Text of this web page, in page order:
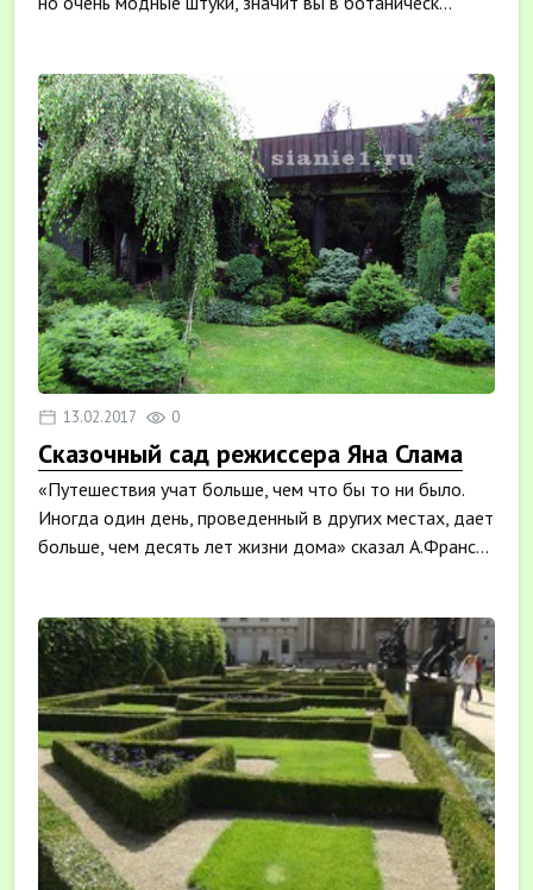
13.02.2017 0
Сказочный сад режиссера Яна Слама
«Путешествия учат больше, чем что бы то ни было.
Иногда один день, проведенный в других местах, дает
больше, чем десять лет жизни дома» сказал А.Франс...